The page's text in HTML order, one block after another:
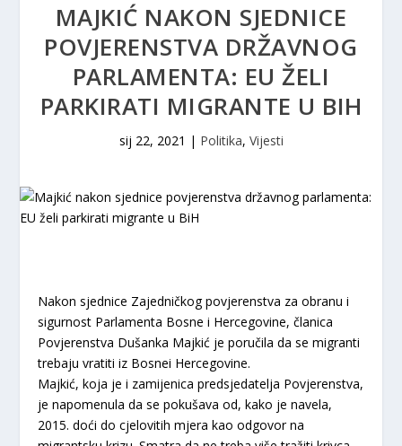
MAJKIĆ NAKON SJEDNICE
POVJERENSTVA DRŽAVNOG
PARLAMENTA: EU ŽELI
PARKIRATI MIGRANTE U BIH
sij 22, 2021 | Politika, Vijesti
Nakon sjednice Zajedničkog povjerenstva za obranu i
sigurnost Parlamenta Bosne i Hercegovine, članica
Povjerenstva Dušanka Majkić je poručila da se migranti
trebaju vratiti iz Bosnei Hercegovine.
Majkić, koja je i zamijenica predsjedatelja Povjerenstva,
je napomenula da se pokušava od, kako je navela,
2015. doći do cjelovitih mjera kao odgovor na